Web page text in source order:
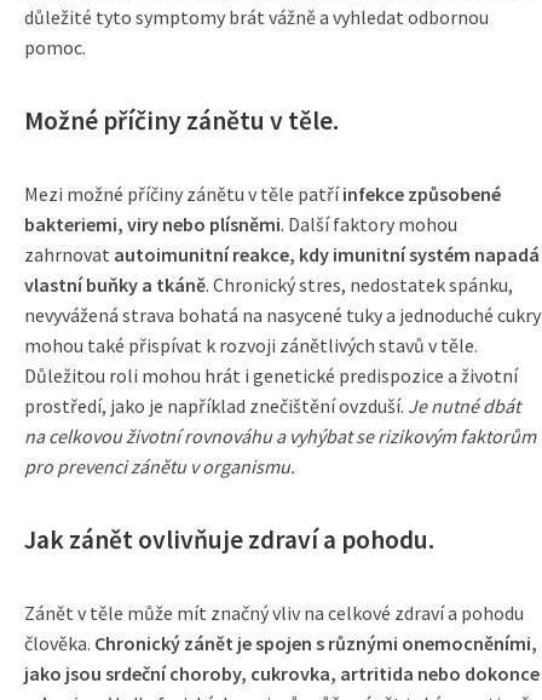
důležité tyto symptomy brát vážně a vyhledat odbornou
pomoc.
Možné příčiny zánětu v těle.
Mezi možné příčiny zánětu v těle patříinfekce způsobené
bakteriemi, viry nebo plísněmi. Další faktory mohou
zahrnovat autoimunitní reakce, kdy imunitní systém napadá
vlastní buňky a tkáně. Chronický stres, nedostatek spánku,
nevyvážená strava bohatá na nasycené tuky a jednoduché cukry
mohou také přispívat k rozvoji zánětlivých stavů v těle.
Důležitou roli mohou hrát i genetické predispozice a životní
prostředí, jako je například znečištění ovzduší. Je nutné dbát
na celkovou životní rovnováhu a vyhýbat se rizikovým faktorům
pro prevenci zánětu v organismu.
Jak zánět ovlivňuje zdraví a pohodu.
Zánět v těle může mít značný vliv na celkové zdraví a pohodu
člověka. Chronický zánět je spojen s různými onemocněními,
jako jsou srdeční choroby, cukrovka, artritida nebo dokonce